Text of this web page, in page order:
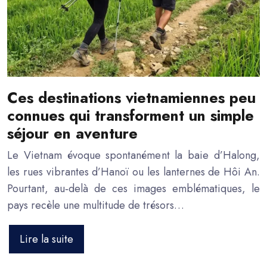
Ces destinations vietnamiennes peu
connues qui transforment un simple
séjour en aventure
Le Vietnam évoque spontanément la baie d’Halong,
les rues vibrantes d’Hanoï ou les lanternes de Hôi An.
Pourtant, au‑delà de ces images emblématiques, le
pays recèle une multitude de trésors…
Lire la suite